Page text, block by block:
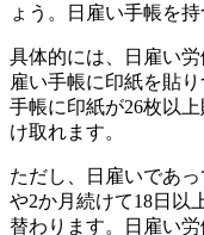
ょう。日雇い手帳を
具体的には、日雇い
雇い手帳に印紙を貼
手帳に印紙が26枚以
け取れます。
ただし、日雇いであ
や2か月続けて18日以
替わります。日雇い